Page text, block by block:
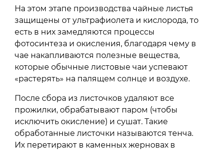
На этом этапе производства чайные листья
защищены от ультрафиолета и кислорода, то
есть в них замедляются процессы
фотосинтеза и окисления, благодаря чему в
чае накапливаются полезные вещества,
которые обычные листовые чаи успевают
«растерять» на палящем солнце и воздухе.
После сбора из листочков удаляют все
прожилки, обрабатывают паром (чтобы
исключить окисление) и сушат. Такие
обработанные листочки называются тенча.
Их перетирают в каменных жерновах в